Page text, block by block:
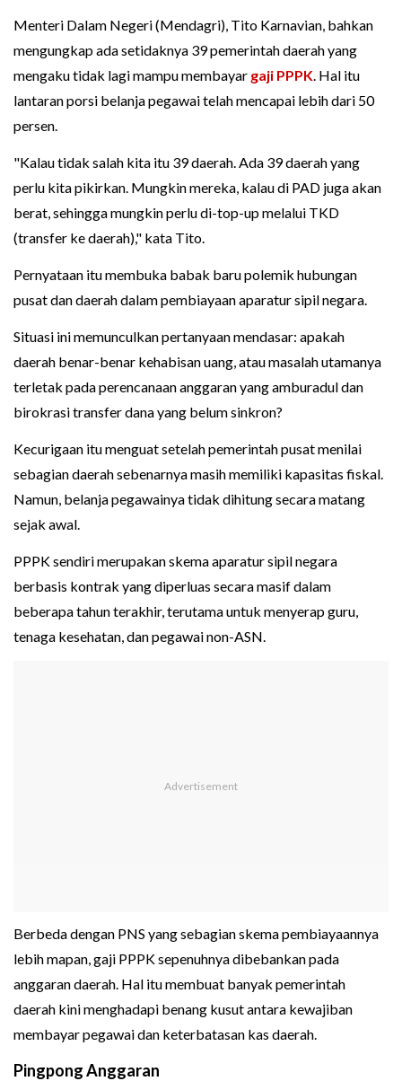
Menteri Dalam Negeri (Mendagri), Tito Karnavian, bahkan
mengungkap ada setidaknya 39 pemerintah daerah yang
mengaku tidak lagi mampu membayar gaji PPPK . Hal itu
lantaran porsi belanja pegawai telah mencapai lebih dari 50
persen.
"Kalau tidak salah kita itu 39 daerah. Ada 39 daerah yang
perlu kita pikirkan. Mungkin mereka, kalau di PAD juga akan
berat, sehingga mungkin perlu di-top-up melalui TKD
(transfer ke daerah)," kata Tito.
Pernyataan itu membuka babak baru polemik hubungan
pusat dan daerah dalam pembiayaan aparatur sipil negara.
Situasi ini memunculkan pertanyaan mendasar: apakah
daerah benar-benar kehabisan uang, atau masalah utamanya
terletak pada perencanaan anggaran yang amburadul dan
birokrasi transfer dana yang belum sinkron?
Kecurigaan itu menguat setelah pemerintah pusat menilai
sebagian daerah sebenarnya masih memiliki kapasitas fiskal.
Namun, belanja pegawainya tidak dihitung secara matang
sejak awal.
PPPK sendiri merupakan skema aparatur sipil negara
berbasis kontrak yang diperluas secara masif dalam
beberapa tahun terakhir, terutama untuk menyerap guru,
tenaga kesehatan, dan pegawai non-ASN.
Berbeda dengan PNS yang sebagian skema pembiayaannya
lebih mapan, gaji PPPK sepenuhnya dibebankan pada
anggaran daerah. Hal itu membuat banyak pemerintah
daerah kini menghadapi benang kusut antara kewajiban
membayar pegawai dan keterbatasan kas daerah.
Pingpong Anggaran